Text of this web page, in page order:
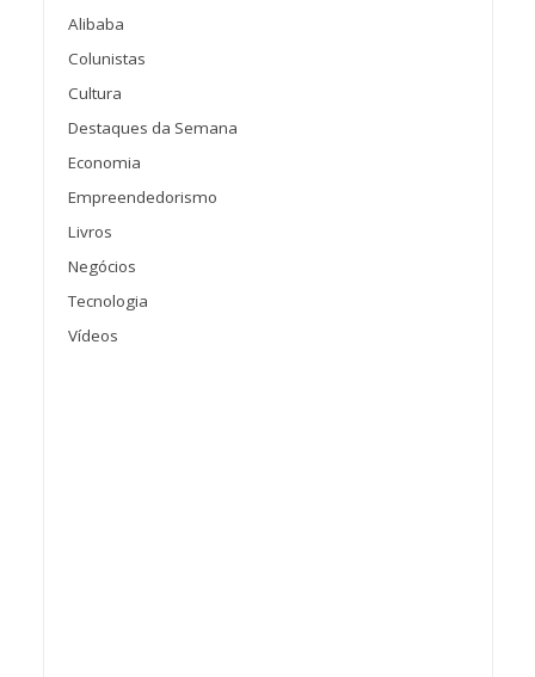
Alibaba
Colunistas
Cultura
Destaques da Semana
Economia
Empreendedorismo
Livros
Negócios
Tecnologia
Vídeos